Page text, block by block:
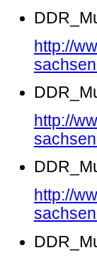
http://
http://
http://